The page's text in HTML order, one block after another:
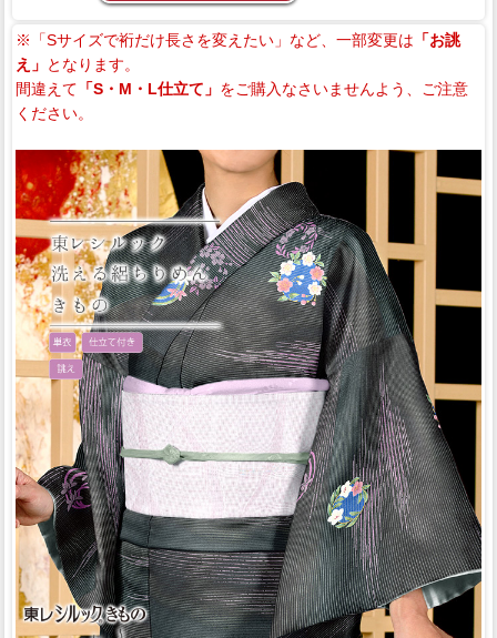
※「Sサイズで裄だけ長さを変えたい」など、一部変更は 「お誂
え」 となります。
間違えて 「S・M・L仕立て」 をご購入なさいませんよう、ご注意
ください。